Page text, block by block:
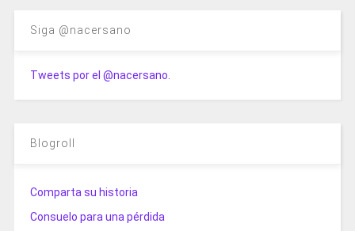
Siga @nacersano
Tweets por el @nacersano.
Blogroll
Comparta su historia
Consuelo para una pérdida